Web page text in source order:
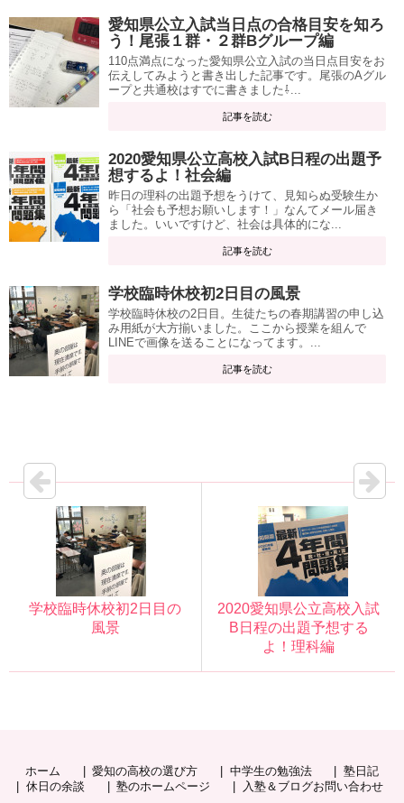
愛知県公立入試当日点の合格目安を知ろ
う！尾張１群・２群Bグループ編
110点満点になった愛知県公立入試の当日点目安をお
伝えしてみようと書き出した記事です。尾張のAグル
ープと共通校はすでに書きました⇩...
記事を読む
2020愛知県公立高校入試B日程の出題予
想するよ！社会編
昨日の理科の出題予想をうけて、見知らぬ受験生か
ら「社会も予想お願いします！」なんてメール届き
ました。いいですけど、社会は具体的にな...
記事を読む
学校臨時休校初2日目の風景
学校臨時休校の2日目。生徒たちの春期講習の申し込
み用紙が大方揃いました。ここから授業を組んで
LINEで画像を送ることになってます。...
記事を読む
学校臨時休校初2日目の
風景
2020愛知県公立高校入試
B日程の出題予想する
よ！理科編
ホーム 愛知の高校の選び方 中学生の勉強法
塾日記
休日の余談
塾のホームページ 入塾＆ブログお問い合わせ